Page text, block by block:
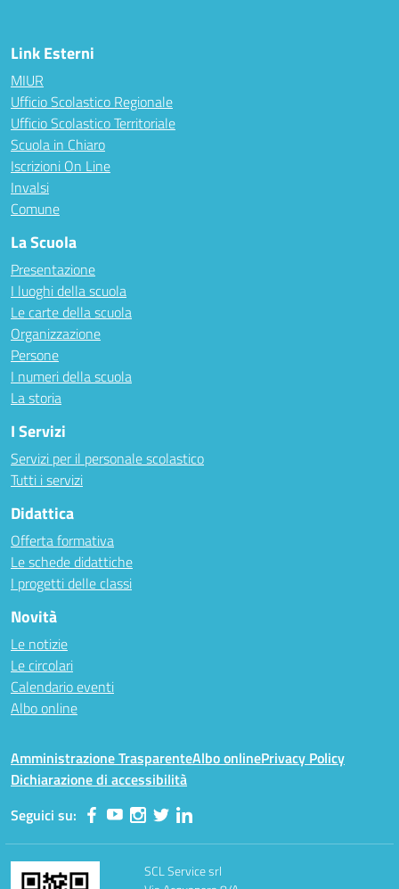
Link Esterni
MIUR
Ufficio Scolastico Regionale
Ufficio Scolastico Territoriale
Scuola in Chiaro
Iscrizioni On Line
Invalsi
Comune
La Scuola
Presentazione
I luoghi della scuola
Le carte della scuola
Organizzazione
Persone
I numeri della scuola
La storia
I Servizi
Servizi per il personale scolastico
Tutti i servizi
Didattica
Offerta formativa
Le schede didattiche
I progetti delle classi
Novità
Le notizie
Le circolari
Calendario eventi
Albo online
Amministrazione TrasparenteAlbo onlinePrivacy Policy
Dichiarazione di accessibilità
Seguici su:
SCL Service srl